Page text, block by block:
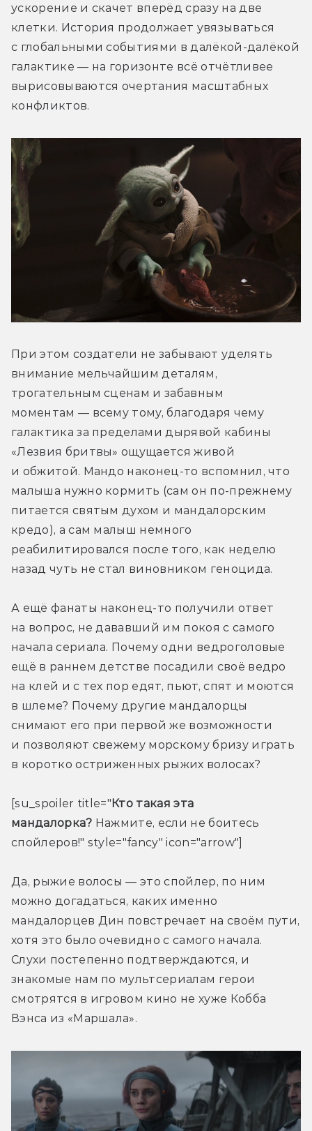
ускорение и скачет вперёд сразу на две
клетки. История продолжает увязываться
с глобальными событиями в далёкой-далёкой
галактике — на горизонте всё отчётливее
вырисовываются очертания масштабных
конфликтов.
При этом создатели не забывают уделять
внимание мельчайшим деталям,
трогательным сценам и забавным
моментам — всему тому, благодаря чему
галактика за пределами дырявой кабины
«Лезвия бритвы» ощущается живой
и обжитой. Мандо наконец-то вспомнил, что
малыша нужно кормить (сам он по-прежнему
питается святым духом и мандалорским
кредо), а сам малыш немного
реабилитировался после того, как неделю
назад чуть не стал виновником геноцида.
А ещё фанаты наконец-то получили ответ
на вопрос, не дававший им покоя с самого
начала сериала. Почему одни ведроголовые
ещё в раннем детстве посадили своё ведро
на клей и с тех пор едят, пьют, спят и моются
в шлеме? Почему другие мандалорцы
снимают его при первой же возможности
и позволяют свежему морскому бризу играть
в коротко остриженных рыжих волосах?
[su_spoiler title="Кто такая эта
мандалорка? Нажмите, если не боитесь
спойлеров!" style="fancy" icon="arrow"]
Да, рыжие волосы — это спойлер, по ним
можно догадаться, каких именно
мандалорцев Дин повстречает на своём пути,
хотя это было очевидно с самого начала.
Слухи постепенно подтверждаются, и
знакомые нам по мультсериалам герои
смотрятся в игровом кино не хуже Кобба
Вэнса из «Маршала».